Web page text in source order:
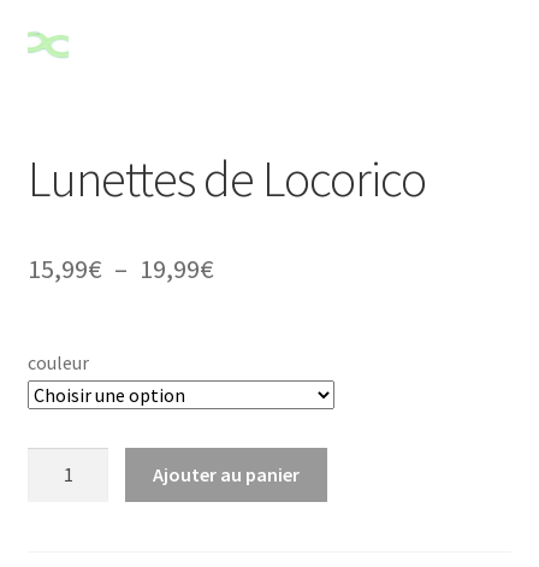
Lunettes de Locorico
15,99€ – 19,99€Plage
à
19,99€
couleur
Ajouter au panier